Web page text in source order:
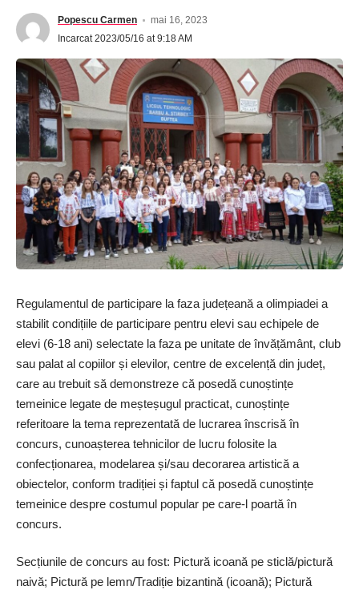
Popescu Carmen
mai 16, 2023
Incarcat 2023/05/16 at 9:18 AM
Regulamentul de participare la faza județeană a olimpiadei a
stabilit condițiile de participare pentru elevi sau echipele de
elevi (6-18 ani) selectate la faza pe unitate de învățământ, club
sau palat al copiilor și elevilor, centre de excelență din județ,
care au trebuit să demonstreze că posedă cunoștințe
temeinice legate de meșteșugul practicat, cunoștințe
referitoare la tema reprezentată de lucrarea înscrisă în
concurs, cunoașterea tehnicilor de lucru folosite la
confecționarea, modelarea și/sau decorarea artistică a
obiectelor, conform tradiției și faptul că posedă cunoștințe
temeinice despre costumul popular pe care-l poartă în
concurs.
Secțiunile de concurs au fost: Pictură icoană pe sticlă/pictură
naivă; Pictură pe lemn/Tradiție bizantină (icoană); Pictură